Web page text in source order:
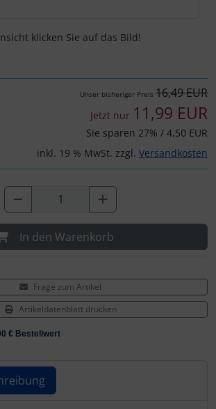
klicken Sie auf das Bild!
Unser bisheriger Preis 16,49 EUR
Jetzt nur 11,99 EUR
Sie sparen 27% / 4,50 EUR
inkl. 19 % MwSt. zzgl. Versandkosten
In den Warenkorb
Frage zum Artikel
Artikeldatenblatt drucken